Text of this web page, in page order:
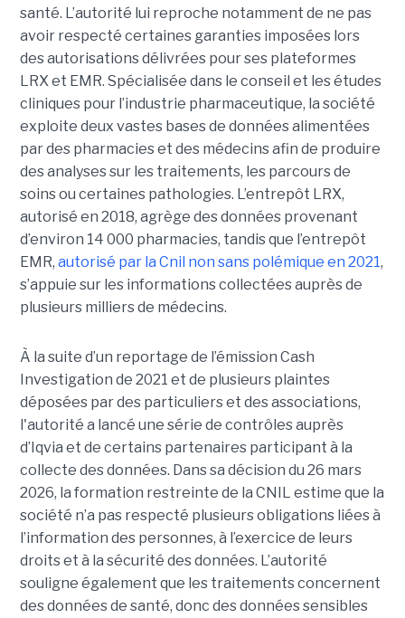
santé. L’autorité lui reproche notamment de ne pas
avoir respecté certaines garanties imposées lors
des autorisations délivrées pour ses plateformes
LRX et EMR. Spécialisée dans le conseil et les études
cliniques pour l’industrie pharmaceutique, la société
exploite deux vastes bases de données alimentées
par des pharmacies et des médecins afin de produire
des analyses sur les traitements, les parcours de
soins ou certaines pathologies. L’entrepôt LRX,
autorisé en 2018, agrège des données provenant
d’environ 14 000 pharmacies, tandis que l’entrepôt
EMR, autorisé par la Cnil non sans polémique en 2021,
s’appuie sur les informations collectées auprès de
plusieurs milliers de médecins.
À la suite d’un reportage de l’émission Cash
Investigation de 2021 et de plusieurs plaintes
déposées par des particuliers et des associations,
l'autorité a lancé une série de contrôles auprès
d’Iqvia et de certains partenaires participant à la
collecte des données. Dans sa décision du 26 mars
2026, la formation restreinte de la CNIL estime que la
société n’a pas respecté plusieurs obligations liées à
l’information des personnes, à l’exercice de leurs
droits et à la sécurité des données. L’autorité
souligne également que les traitements concernent
des données de santé, donc des données sensibles